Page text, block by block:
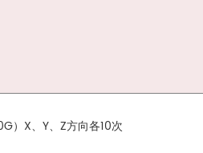
）X、Y、Z方向各10次